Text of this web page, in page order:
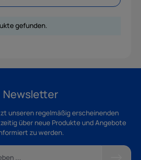
gefunden.
Newsletter
unseren regelmäßig erscheinenden
über neue Produkte und Angebote
zu werden.